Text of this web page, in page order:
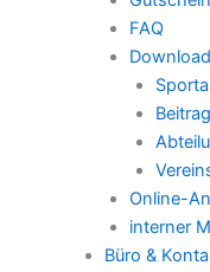
FAQ
Online-
interner
Büro &